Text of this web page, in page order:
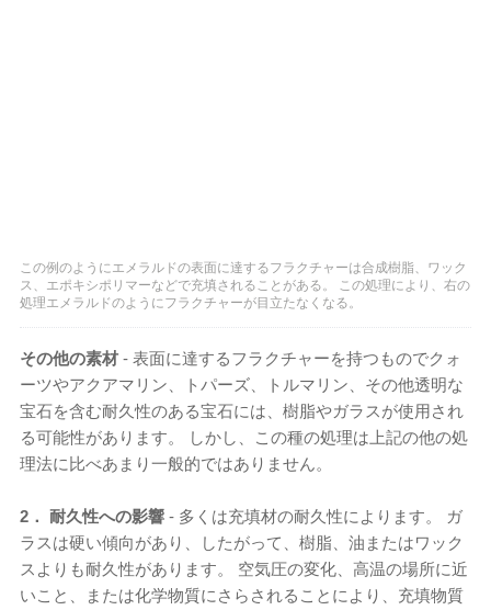
この例のようにエメラルドの表面に達するフラクチャーは合成樹脂、ワック
ス、エポキシポリマーなどで充填されることがある。 この処理により、右の
処理エメラルドのようにフラクチャーが目立たなくなる。
その他の素材 - 表面に達するフラクチャーを持つものでクォ
ーツやアクアマリン、トパーズ、トルマリン、その他透明な
宝石を含む耐久性のある宝石には、樹脂やガラスが使用され
る可能性があります。 しかし、この種の処理は上記の他の処
理法に比べあまり一般的ではありません。
2． 耐久性への影響 - 多くは充填材の耐久性によります。 ガ
ラスは硬い傾向があり、したがって、樹脂、油またはワック
スよりも耐久性があります。 空気圧の変化、高温の場所に近
いこと、または化学物質にさらされることにより、充填物質